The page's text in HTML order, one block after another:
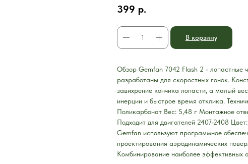
399 р.
В корзину
Обзор Gemfan 7042 Flash 2 - лопастные
разработаны для скоростных гонок.
завихрение кончика лопасти, а малый
инерции и быстрое время отклика.
Поликарбонат Вес: 5,48 г Монтажное
Подходит для двигателей 2407-2408
Gemfan используют программное
проектирования аэродинамических
Комбинирование наиболее эффективных